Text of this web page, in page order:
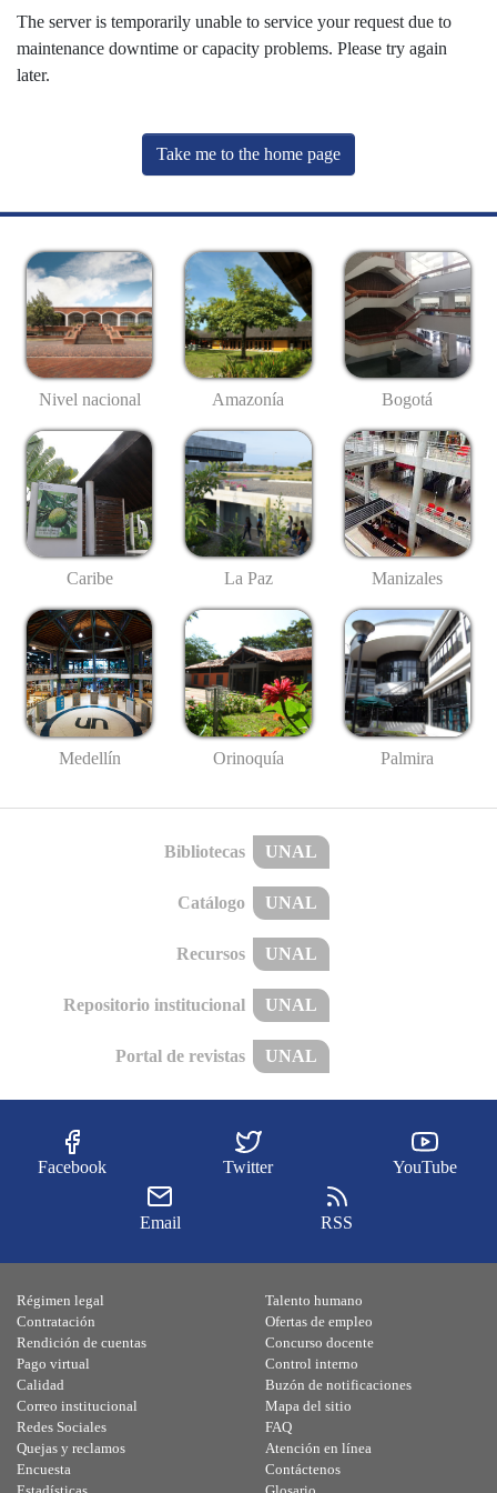
The server is temporarily unable to service your request due to
maintenance downtime or capacity problems. Please try again
later.
Take me to the home page
Nivel nacional Amazonía Bogotá
Caribe La Paz Manizales
Medellín Orinoquía Palmira
Bibliotecas UNAL
Catálogo UNAL
Recursos UNAL
Repositorio institucional UNAL
Portal de revistas UNAL
Facebook Twitter YouTube
Email RSS
Régimen legal
Contratación
Rendición de cuentas
Pago virtual
Calidad
Talento humano
Ofertas de empleo
Concurso docente
Control interno
Buzón de notificaciones
Correo institucional
Redes Sociales
Quejas y reclamos
Encuesta
Mapa del sitio
FAQ
Atención en línea
Contáctenos